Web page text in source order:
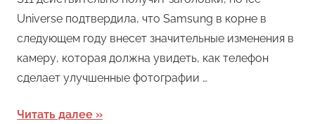
Universe подтвердила, что Samsung в корне в
следующем году внесет значительные изменения в
камеру, которая должна увидеть, как телефон
сделает улучшенные фотографии …
Читать далее